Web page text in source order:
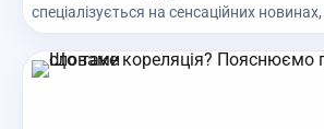
спеціалізується на сенсаційних